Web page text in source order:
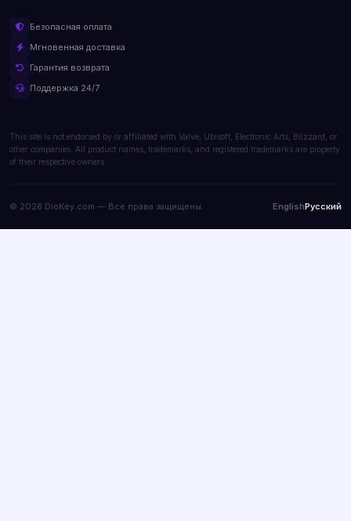
Безопасная оплата
Мгновенная доставка
Гарантия возврата
Поддержка 24/7
This site is not endorsed by or affiliated with Valve, Ubisoft, Electronic Arts, Blizzard, or
other companies. All product names, trademarks, and registered trademarks are property
of their respective owners.
© 2026 DioKey.com — Все права защищены. EnglishРусский